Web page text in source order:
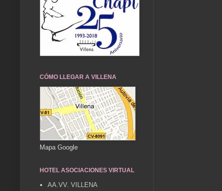
CÓMO LLEGAR A VILLENA
Mapa Google
HOTEL ASOCIACIONES VIRTUAL
AA.VV. VILLENA